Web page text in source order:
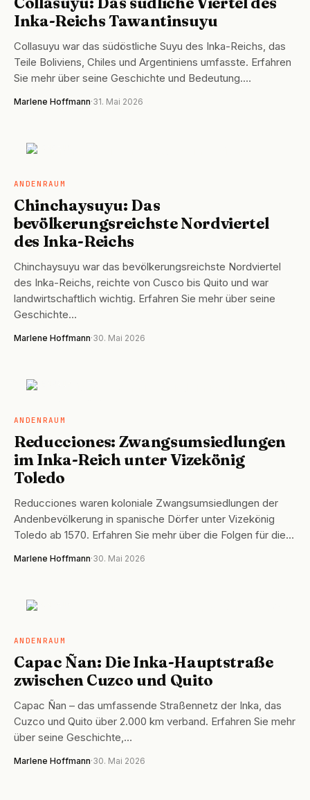
Inka-Reichs Tawantinsuyu
Collasuyu war das südöstliche Suyu des Inka-Reichs, das
Teile Boliviens, Chiles und Argentiniens umfasste. Erfahren
Sie mehr über seine Geschichte und Bedeutung.…
Marlene Hoffmann·31. Mai 2026
ANDENRAUM
ANDENRAUM
Chinchaysuyu: Das
bevölkerungsreichste Nordviertel
des Inka-Reichs
Chinchaysuyu war das bevölkerungsreichste Nordviertel
des Inka-Reichs, reichte von Cusco bis Quito und war
landwirtschaftlich wichtig. Erfahren Sie mehr über seine
Geschichte…
Marlene Hoffmann·30. Mai 2026
ANDENRAUM
ANDENRAUM
Reducciones: Zwangsumsiedlungen
im Inka-Reich unter Vizekönig
Toledo
Reducciones waren koloniale Zwangsumsiedlungen der
Andenbevölkerung in spanische Dörfer unter Vizekönig
Toledo ab 1570. Erfahren Sie mehr über die Folgen für die…
Marlene Hoffmann·30. Mai 2026
ANDENRAUM
ANDENRAUM
Capac Ñan: Die Inka-Hauptstraße
zwischen Cuzco und Quito
Capac Ñan – das umfassende Straßennetz der Inka, das
Cuzco und Quito über 2.000 km verband. Erfahren Sie mehr
über seine Geschichte,…
Marlene Hoffmann·30. Mai 2026